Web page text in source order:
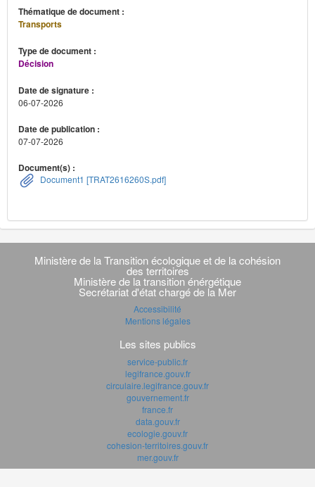
Thématique de document :
Transports
Type de document :
Décision
Date de signature :
06-07-2026
Date de publication :
07-07-2026
Document(s) :
Document1 [TRAT2616260S.pdf]
Navigation
transverse
Ministère de la Transition écologique et de la cohésion
des territoires
Ministère de la transition énérgétique
Secrétariat d'état chargé de la Mer
Accessibilité
Mentions légales
Les sites publics
service-public.fr
legifrance.gouv.fr
circulaire.legifrance.gouv.fr
gouvernement.fr
france.fr
data.gouv.fr
ecologie.gouv.fr
cohesion-territoires.gouv.fr
mer.gouv.fr